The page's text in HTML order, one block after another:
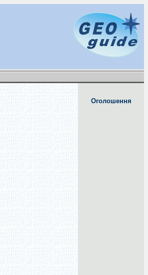
Оголошення